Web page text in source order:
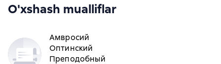
O'xshash mualliflar
Амвросий
Оптинский
Преподобный